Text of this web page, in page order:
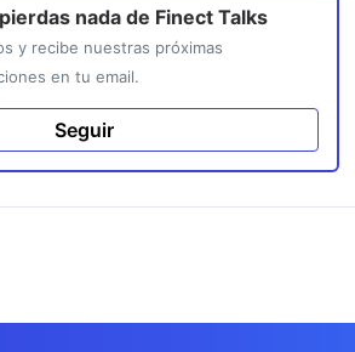
nada de Finect Talks
y recibe nuestras próximas
en tu email.
Seguir